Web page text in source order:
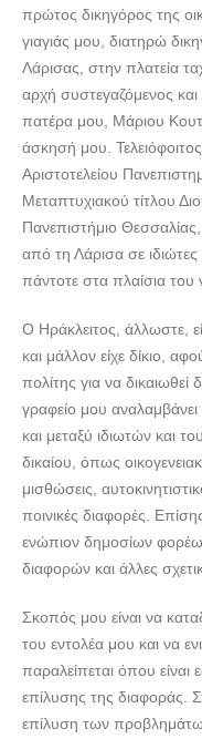
πρώτος δικηγόρος της
γιαγιάς μου, διατηρώ
Λάρισας, στην πλατεία
αρχή συστεγαζόμενος
πατέρα μου, Μάριου
άσκησή μου.
Αριστοτελείου
Μεταπτυχιακού τίτλου
Πανεπιστήμιο
από τη Λάρισα σε ιδιώτες
πάντοτε στα πλαίσια του
Ο Ηράκλειτος, άλλωστε,
και μάλλον είχε δίκιο,
πολίτης για να
γραφείο μου
και μεταξύ ιδιωτών και
δικαίου, όπως
μισθώσεις,
ποινικές διαφορές.
ενώπιον δημοσίων
διαφορών και άλλες
Σκοπός μου είναι να
του εντολέα μου και να
παραλείπεται όπου είναι
επίλυσης της διαφοράς.
επίλυση των